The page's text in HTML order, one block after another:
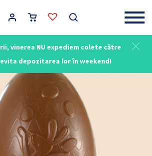
vinerea NU expediem colete către
depozitarea lor în weekend!